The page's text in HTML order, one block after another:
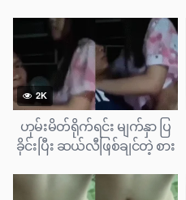
2K
ဟုမ်းမိတ်ရိုက်ရင်း မျက်နှာ ပြ
ခိုင်းပြီး ဆယ်လီဖြစ်ချင်တဲ့ စား